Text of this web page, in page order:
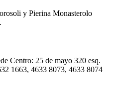
y Pierina Monasterolo
.
Centro: 25 de mayo 320 esq.
1663, 4633 8073, 4633 8074